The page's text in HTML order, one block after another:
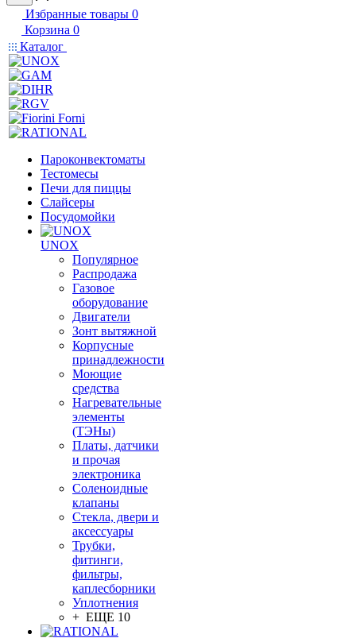
Избранные товары 0
Корзина 0
Каталог
Пароконвектоматы
Тестомесы
Печи для пиццы
Слайсеры
Посудомойки
UNOX
Популярное
Распродажа
Газовое
оборудование
Двигатели
Зонт вытяжной
Корпусные
принадлежности
Моющие
средства
Нагревательные
элементы
(ТЭНы)
Платы, датчики
и прочая
электроника
Соленоидные
клапаны
Стекла, двери и
аксессуары
Трубки,
фитинги,
фильтры,
каплесборники
Уплотнения
+ ЕЩЕ 10